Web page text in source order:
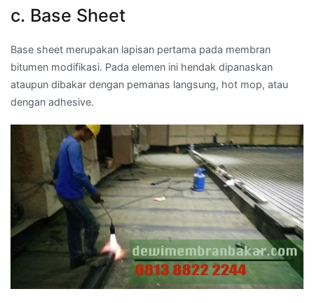
c. Base Sheet
Base sheet merupakan lapisan pertama pada membran
bitumen modifikasi. Pada elemen ini hendak dipanaskan
ataupun dibakar dengan pemanas langsung, hot mop, atau
dengan adhesive.